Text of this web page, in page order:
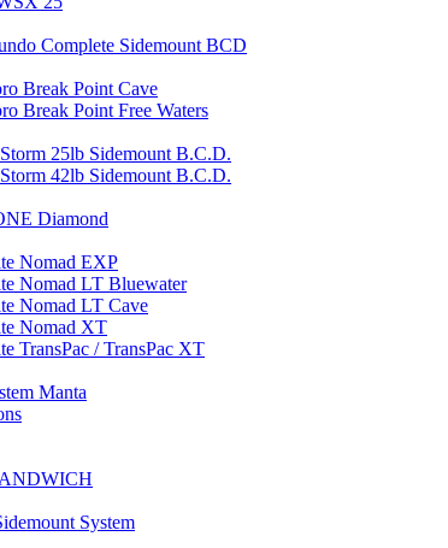
Complete Sidemount BCD
Break Point Cave
Break Point Free Waters
25lb Sidemount B.C.D.
42lb Sidemount B.C.D.
Diamond
Nomad EXP
Nomad LT Bluewater
Nomad LT Cave
Nomad XT
TransPac / TransPac XT
Manta
System